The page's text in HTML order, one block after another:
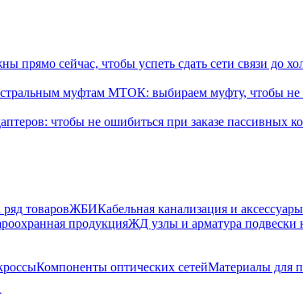
сейчас, чтобы успеть сдать сети связи до
муфтам МТОК: выбираем муфту, чтобы не
чтобы не ошибиться при заказе пассивных
товаровЖБИКабельная канализация и аксессуары
продукцияЖД узлы и арматура подвески
Компоненты оптических сетейМатериалы для